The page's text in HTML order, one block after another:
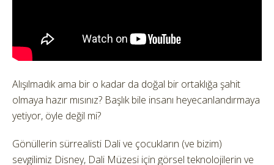
Alışılmadık ama bir o kadar da doğal bir ortaklığa şahit
olmaya hazır mısınız? Başlık bile insanı heyecanlandırmaya
yetiyor, öyle değil mi?
Gönüllerin sürrealisti Dali ve çocukların (ve bizim)
sevgilimiz Disney, Dali Müzesi için görsel teknolojilerin ve